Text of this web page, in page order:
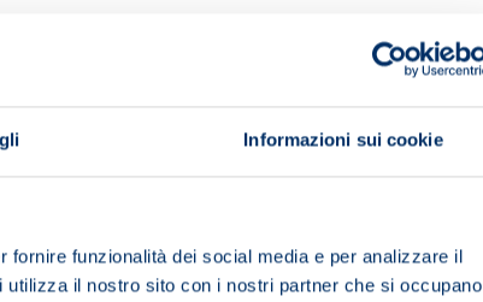
Informazioni sui cookie
funzionalità dei social media e per analizzare il
il nostro sito con i nostri partner che si occupano